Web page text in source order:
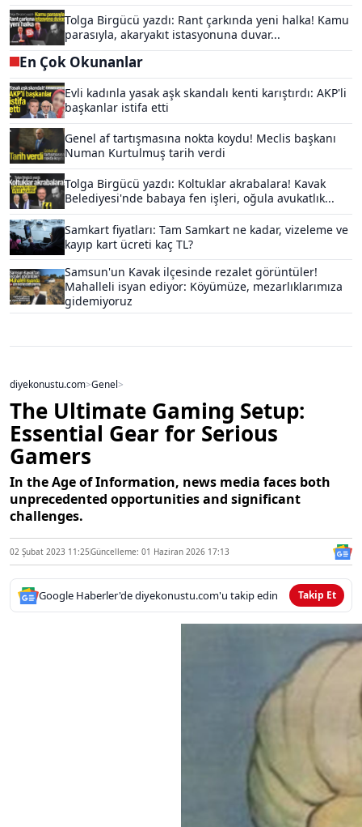
Tolga Birgücü yazdı: Rant çarkında yeni halka! Kamu
parasıyla, akaryakıt istasyonuna duvar...
En Çok Okunanlar
Evli kadınla yasak aşk skandalı kenti karıştırdı: AKP'li
başkanlar istifa etti
Genel af tartışmasına nokta koydu! Meclis başkanı
Numan Kurtulmuş tarih verdi
Tolga Birgücü yazdı: Koltuklar akrabalara! Kavak
Belediyesi'nde babaya fen işleri, oğula avukatlık...
Samkart fiyatları: Tam Samkart ne kadar, vizeleme ve
kayıp kart ücreti kaç TL?
Samsun'un Kavak ilçesinde rezalet görüntüler!
Mahalleli isyan ediyor: Köyümüze, mezarlıklarımıza
gidemiyoruz
diyekonustu.com>Genel>
The Ultimate Gaming Setup:
Essential Gear for Serious
Gamers
In the Age of Information, news media faces both
unprecedented opportunities and significant
challenges.
02 Şubat 2023 11:25Güncelleme: 01 Haziran 2026 17:13
Google Haberler'de diyekonustu.com'u takip edin Takip Et